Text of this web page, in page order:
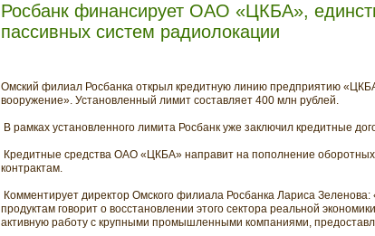
Росбанк финансирует ОАО «ЦКБА»,
пассивных систем радиолокации
Омский филиал Росбанка открыл кредитную линию предприятию
вооружение». Установленный лимит составляет 400 млн рублей.
В рамках установленного лимита Росбанк уже заключил кредитные
Кредитные средства ОАО «ЦКБА» направит на пополнение
контрактам.
Комментирует директор Омского филиала Росбанка Лариса
продуктам говорит о восстановлении этого сектора реальной
активную работу с крупными промышленными компаниями,